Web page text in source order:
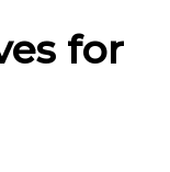
for